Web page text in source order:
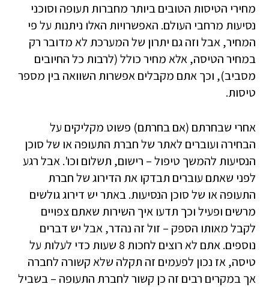
מחירי הטיסות הטובים ביותר מחברות תעופה וסוכני
נסיעות מרחבי העולם. האפשרויות האלו ניתנות על פי
המחיר, אבל וזה גם יתרון של המערכת לא מדובר רק
במחיר הטיסה, אלא מחיר כולל (לרבות כל החיובים
מסביב), וכך אתם מקבלים אפשרות השוואה בין מספר
טיסות.
אחרי שבחרתם (אם בחרתם) פשוט מקליקים על
הבחירה ועוברים לאתר של חברת התעופה או של סוכן
הנסיעות להמשך טיפול – רישום, תשלום וכו'. אבל רגע
לפני שאתם עוברים תבדקו את הדירוג של חברת
התעופה או של סוכן הנסיעות. באתר יש דירוג גולשים
מרשים ופעיל וכך תדעו איך השירות שאתם צפויים
לקבל מאותו הספק – זול זה נהדר, אבל יש דברים
נוספים. אתם לא רוצים לחכות 8 שעות כדי לעלות על
טיסה, אז נכון לפעמים זה תקלה שלא קשורה לחברה
אך במקרים רבים זה כן קשור לחברת התעופה – בשביל